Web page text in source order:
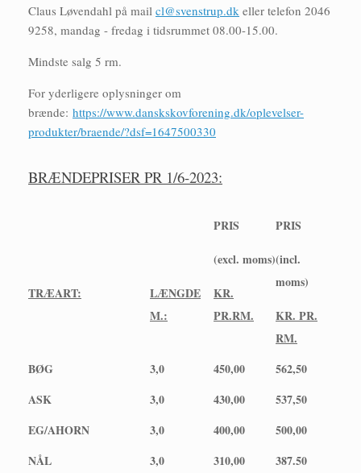
Claus Løvendahl på mail cl@svenstrup.dk eller telefon 2046
9258, mandag - fredag i tidsrummet 08.00-15.00.
Mindste salg 5 rm.
For yderligere oplysninger om
brænde: https://www.danskskovforening.dk/oplevelser-
produkter/braende/?dsf=1647500330
BRÆNDEPRISER PR 1/6-2023:
TRÆART:
LÆNGDE
M.:
PRIS
(excl. moms)
KR.
PR.RM.
PRIS
(incl.
moms)
KR. PR.
RM.
BØG
3,0 450,00
562,50
ASK
3,0 430,00
537,50
EG/AHORN
3,0 400,00
500,00
NÅL
3,0 310,00 387.50